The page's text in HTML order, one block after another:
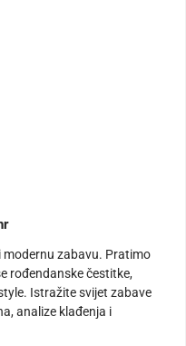
modernu zabavu. Pratimo
rođendanske čestitke,
Istražite svijet zabave
analize klađenja i